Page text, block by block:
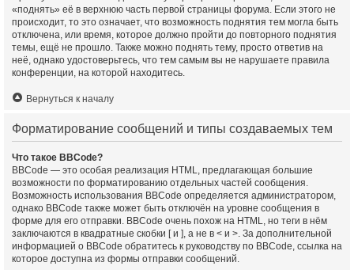
«поднять» её в верхнюю часть первой страницы форума. Если этого не
происходит, то это означает, что возможность поднятия тем могла быть
отключена, или время, которое должно пройти до повторного поднятия
темы, ещё не прошло. Также можно поднять тему, просто ответив на
неё, однако удостоверьтесь, что тем самым вы не нарушаете правила
конференции, на которой находитесь.
Вернуться к началу
Форматирование сообщений и типы создаваемых тем
Что такое BBCode?
BBCode — это особая реализация HTML, предлагающая большие
возможности по форматированию отдельных частей сообщения.
Возможность использования BBCode определяется администратором,
однако BBCode также может быть отключён на уровне сообщения в
форме для его отправки. BBCode очень похож на HTML, но теги в нём
заключаются в квадратные скобки [ и ], а не в < и >. За дополнительной
информацией о BBCode обратитесь к руководству по BBCode, ссылка на
которое доступна из формы отправки сообщений.